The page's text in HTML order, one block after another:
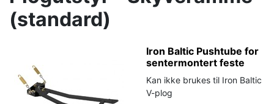
(standard)
Iron Baltic Pushtube for
sentermontert feste
Kan ikke brukes til Iron Baltic
V-plog